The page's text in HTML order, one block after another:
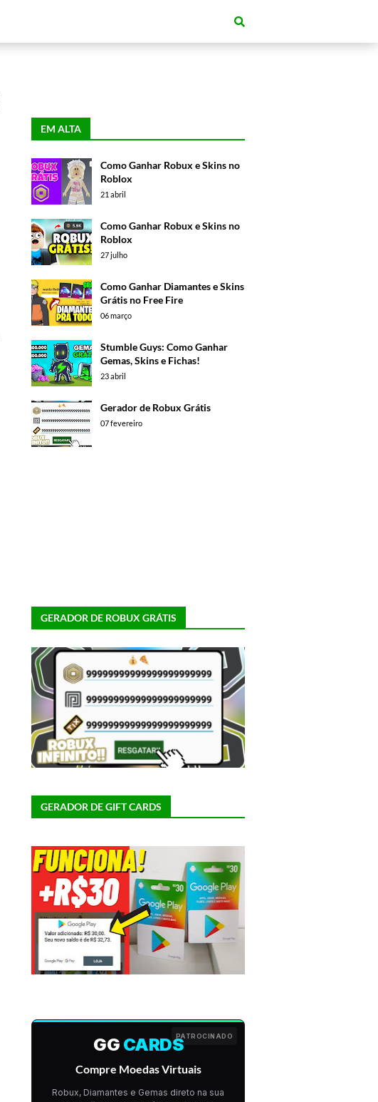
EM ALTA
Como Ganhar Robux e Skins no
Roblox
21 abril
Como Ganhar Robux e Skins no
Roblox
27 julho
Como Ganhar Diamantes e Skins
Grátis no Free Fire
06 março
Stumble Guys: Como Ganhar
Gemas, Skins e Fichas!
23 abril
Gerador de Robux Grátis
07 fevereiro
GERADOR DE ROBUX GRÁTIS
GERADOR DE GIFT CARDS
PATROCINADO
GG CARDS
Compre Moedas Virtuais
Robux, Diamantes e Gemas direto na sua